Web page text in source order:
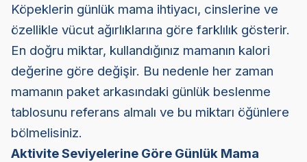
Köpeklerin günlük mama ihtiyacı, cinslerine ve
özellikle vücut ağırlıklarına göre farklılık gösterir.
En doğru miktar, kullandığınız mamanın kalori
değerine göre değişir. Bu nedenle her zaman
mamanın paket arkasındaki günlük beslenme
tablosunu referans almalı ve bu miktarı öğünlere
bölmelisiniz.
Aktivite Seviyelerine Göre Günlük Mama